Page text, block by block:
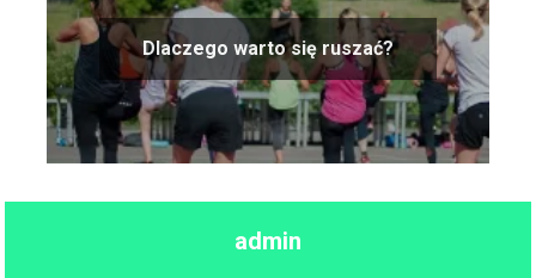
Dlaczego warto się ruszać?
admin